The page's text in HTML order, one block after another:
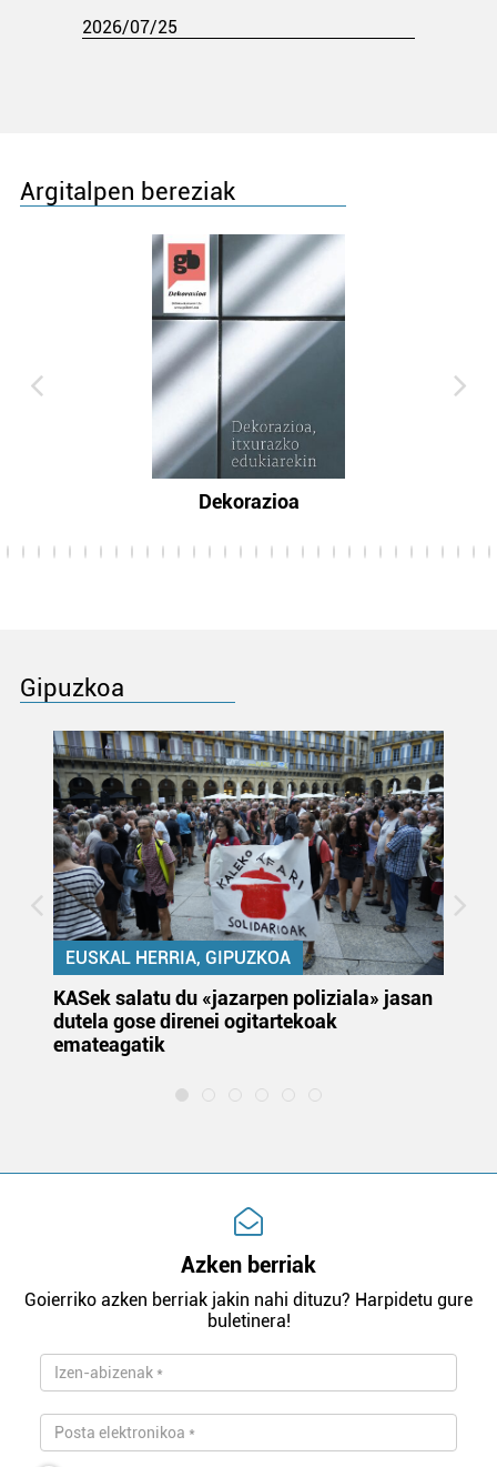
2026/07/25
Argitalpen bereziak
Dekorazioa
Gipuzkoa
EUSKAL HERRIA, GIPUZKOA
KASek salatu du «jazarpen poliziala» jasan
dutela gose direnei ogitartekoak
emateagatik
Azken berriak
Goierriko azken berriak jakin nahi dituzu? Harpidetu gure
buletinera!